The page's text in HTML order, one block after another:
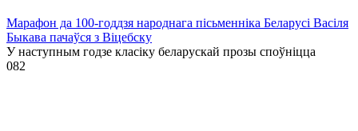
Марафон да 100-годдзя народнага пісьменніка Беларусі Васіля
Быкава пачаўся з Віцебску
У наступным годзе класіку беларускай прозы споўніцца
082